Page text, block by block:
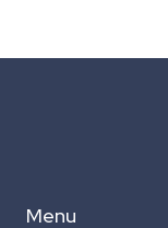
Menu